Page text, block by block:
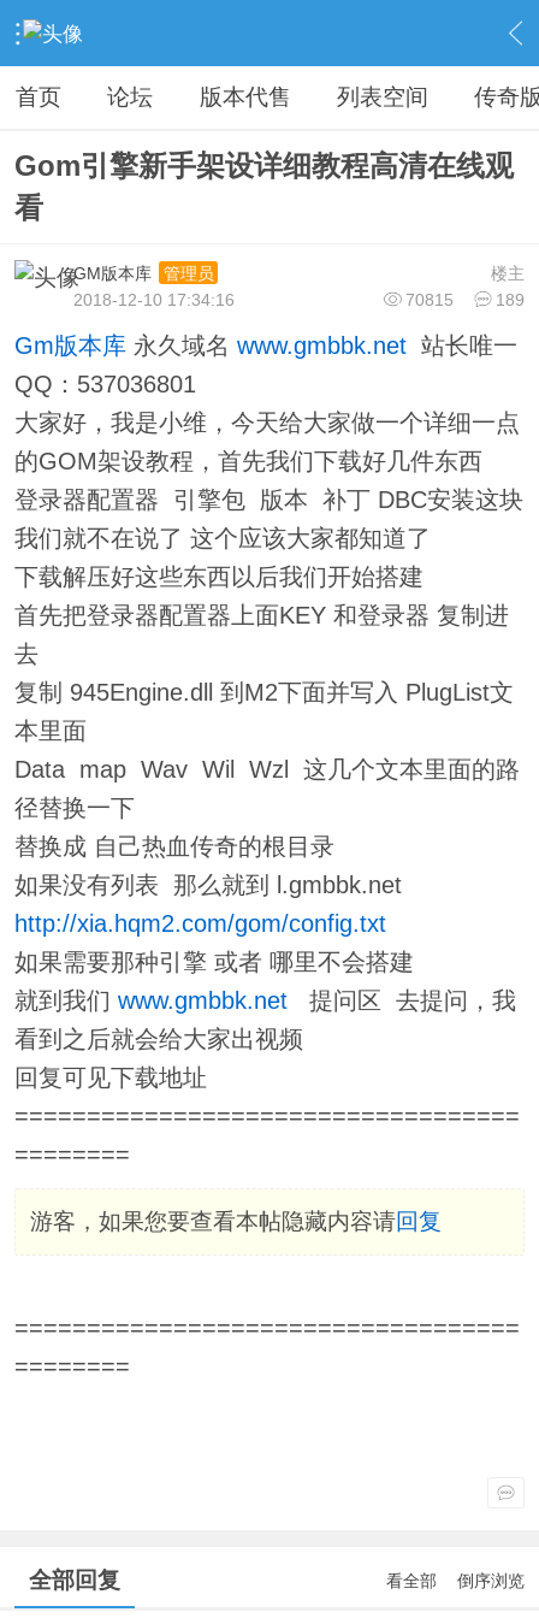
› 教程广告专区 › 视屏教程学习 › 内容
首页 论坛 版本代售 列表空间 传奇
Gom引擎新手架设详细教程高清在线观
看
楼主
GM版本库
管理员
70815
189
2018-12-10 17:34:16
Gm版本库永久域名 www.gmbbk.net站长唯一
QQ：537036801
大家好，我是小维，今天给大家做一个详细一点
的GOM架设教程，首先我们下载好几件东西
登录器配置器 引擎包 版本 补丁 DBC安装这块
我们就不在说了 这个应该大家都知道了
下载解压好这些东西以后我们开始搭建
首先把登录器配置器上面KEY 和登录器 复制进
去
复制 945Engine.dll 到M2下面并写入 PlugList文
本里面
Data map Wav Wil Wzl 这几个文本里面的路
径替换一下
替换成 自己热血传奇的根目录
如果没有列表 那么就到 l.gmbbk.net
http://xia.hqm2.com/gom/config.txt
如果需要那种引擎 或者 哪里不会搭建
就到我们 www.gmbbk.net提问区 去提问，我
看到之后就会给大家出视频
回复可见下载地址
===================================
========
游客，如果您要查看本帖隐藏内容请回复
===================================
========
全部回复 看全部 倒序浏览